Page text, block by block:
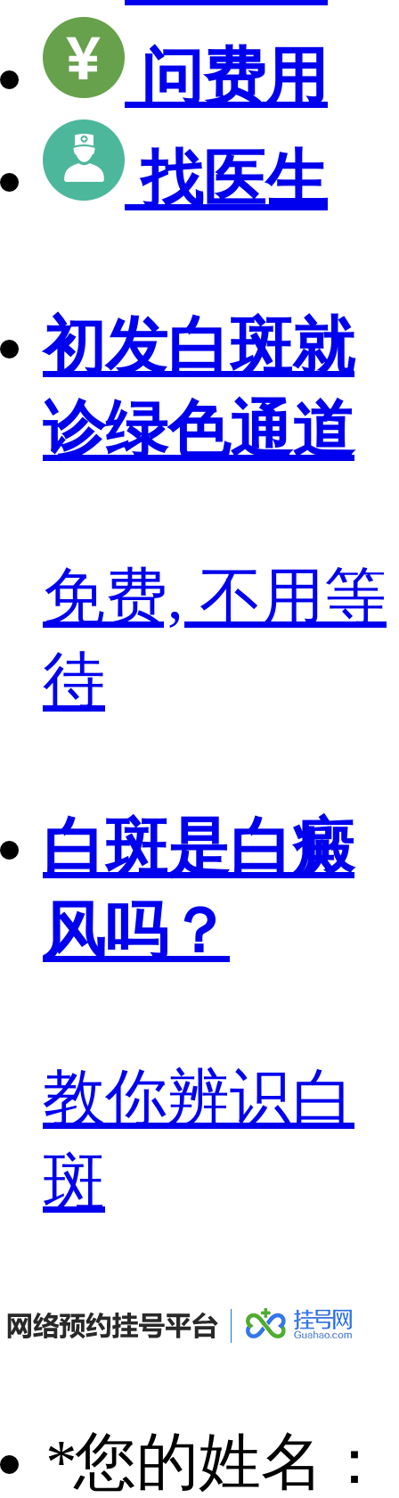
问费用
找医生
初发白斑就
诊绿色通道
免费, 不用等
待
白斑是白癜
风吗？
教你辨识白
斑
*您的姓名：